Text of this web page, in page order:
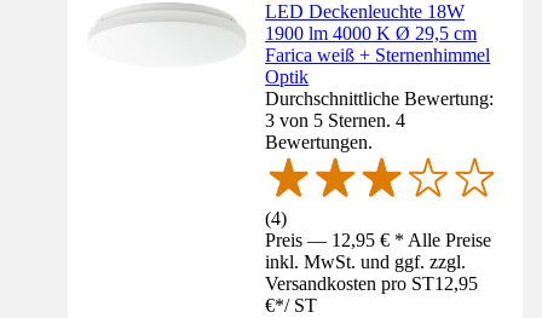
LED Deckenleuchte 18W
1900 lm 4000 K Ø 29,5 cm
Farica weiß + Sternenhimmel
Optik
Durchschnittliche Bewertung:
3 von 5 Sternen. 4
Bewertungen.
(4)
Preis — 12,95 € * Alle Preise
inkl. MwSt. und ggf. zzgl.
Versandkosten pro ST12,95
€*/ ST